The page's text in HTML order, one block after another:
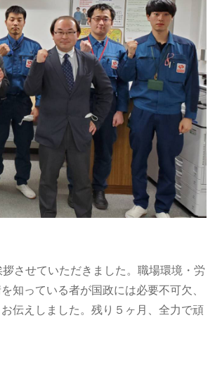
させていただきました。職場環境・労
知っている者が国政には必要不可欠、
伝えしました。残り５ヶ月、全力で頑